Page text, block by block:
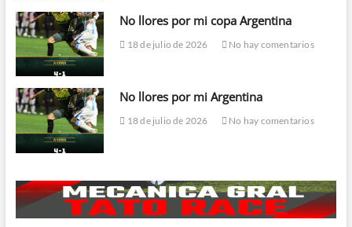
No llores por mi copa Argentina
18 de julio de 2026 No hay comentarios
No llores por mi Argentina
18 de julio de 2026 No hay comentarios